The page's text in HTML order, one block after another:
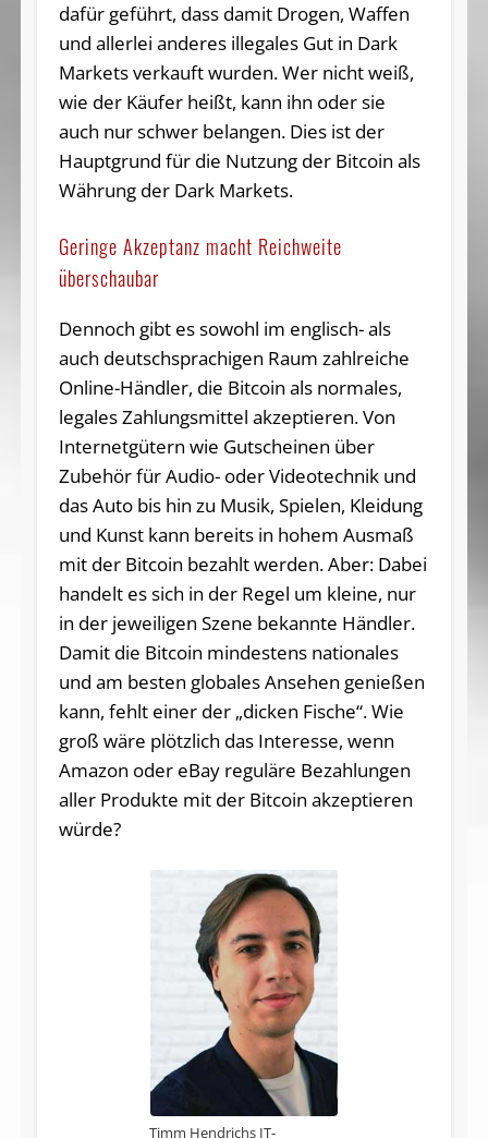
dafür geführt, dass damit Drogen, Waffen
und allerlei anderes illegales Gut in Dark
Markets verkauft wurden. Wer nicht weiß,
wie der Käufer heißt, kann ihn oder sie
auch nur schwer belangen. Dies ist der
Hauptgrund für die Nutzung der Bitcoin als
Währung der Dark Markets.
Geringe Akzeptanz macht Reichweite
überschaubar
Dennoch gibt es sowohl im englisch- als
auch deutschsprachigen Raum zahlreiche
Online-Händler, die Bitcoin als normales,
legales Zahlungsmittel akzeptieren. Von
Internetgütern wie Gutscheinen über
Zubehör für Audio- oder Videotechnik und
das Auto bis hin zu Musik, Spielen, Kleidung
und Kunst kann bereits in hohem Ausmaß
mit der Bitcoin bezahlt werden. Aber: Dabei
handelt es sich in der Regel um kleine, nur
in der jeweiligen Szene bekannte Händler.
Damit die Bitcoin mindestens nationales
und am besten globales Ansehen genießen
kann, fehlt einer der „dicken Fische“. Wie
groß wäre plötzlich das Interesse, wenn
Amazon oder eBay reguläre Bezahlungen
aller Produkte mit der Bitcoin akzeptieren
würde?
Timm Hendrichs IT-